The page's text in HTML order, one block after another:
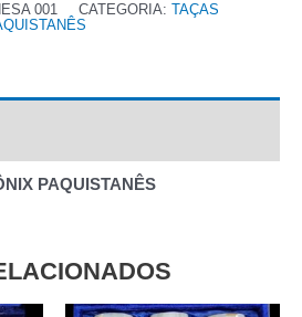
001 CATEGORIA: TAÇAS
PAQUISTANÊS